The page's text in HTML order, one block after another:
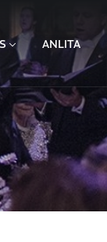
ANLITA